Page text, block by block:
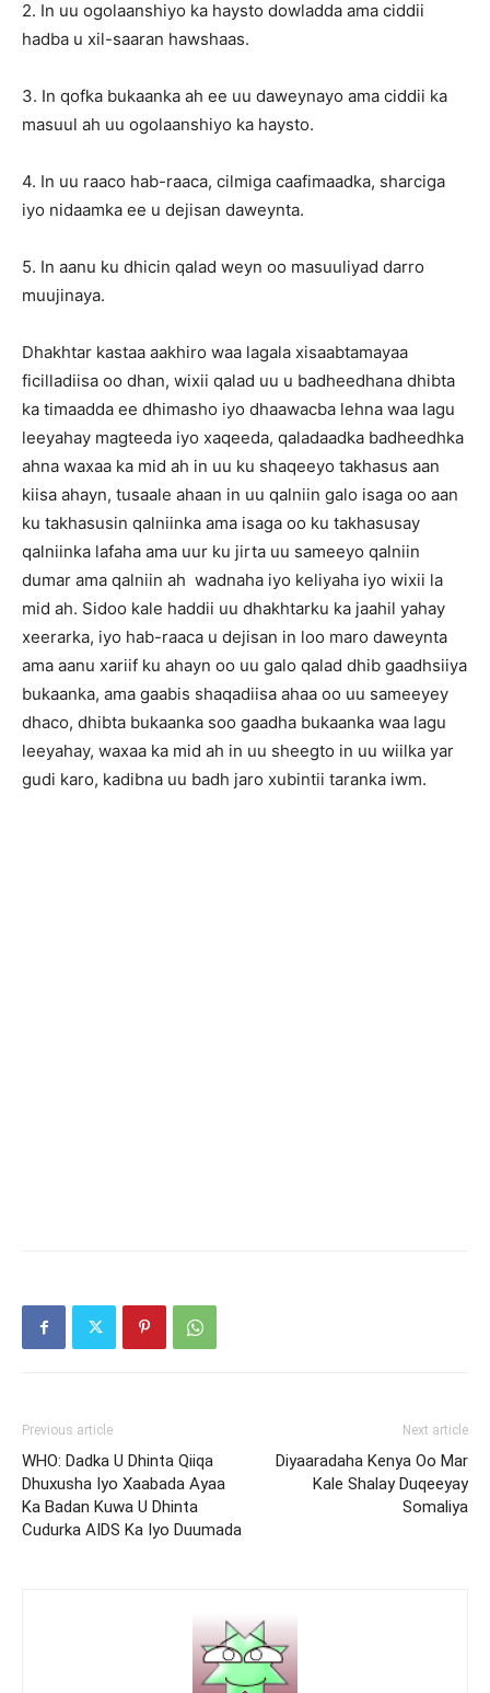
2. In uu ogolaanshiyo ka haysto dowladda ama ciddii
hadba u xil-saaran hawshaas.
3. In qofka bukaanka ah ee uu daweynayo ama ciddii ka
masuul ah uu ogolaanshiyo ka haysto.
4. In uu raaco hab-raaca, cilmiga caafimaadka, sharciga
iyo nidaamka ee u dejisan daweynta.
5. In aanu ku dhicin qalad weyn oo masuuliyad darro
muujinaya.
Dhakhtar kastaa aakhiro waa lagala xisaabtamayaa
ficilladiisa oo dhan, wixii qalad uu u badheedhana dhibta
ka timaadda ee dhimasho iyo dhaawacba lehna waa lagu
leeyahay magteeda iyo xaqeeda, qaladaadka badheedhka
ahna waxaa ka mid ah in uu ku shaqeeyo takhasus aan
kiisa ahayn, tusaale ahaan in uu qalniin galo isaga oo aan
ku takhasusin qalniinka ama isaga oo ku takhasusay
qalniinka lafaha ama uur ku jirta uu sameeyo qalniin
dumar ama qalniin ah wadnaha iyo keliyaha iyo wixii la
mid ah. Sidoo kale haddii uu dhakhtarku ka jaahil yahay
xeerarka, iyo hab-raaca u dejisan in loo maro daweynta
ama aanu xariif ku ahayn oo uu galo qalad dhib gaadhsiiya
bukaanka, ama gaabis shaqadiisa ahaa oo uu sameeyey
dhaco, dhibta bukaanka soo gaadha bukaanka waa lagu
leeyahay, waxaa ka mid ah in uu sheegto in uu wiilka yar
gudi karo, kadibna uu badh jaro xubintii taranka iwm.
Previous article
WHO: Dadka U Dhinta Qiiqa
Dhuxusha Iyo Xaabada Ayaa
Ka Badan Kuwa U Dhinta
Cudurka AIDS Ka Iyo Duumada
Next article
Diyaaradaha Kenya Oo Mar
Kale Shalay Duqeeyay
Somaliya